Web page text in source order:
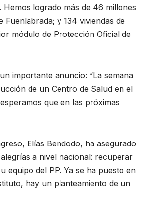
logrado más de 46 millones
y 134 viviendas de
módulo de Protección Oficial de
importante anuncio: “La semana
de un Centro de Salud en el
que en las próximas
Elías Bendodo, ha asegurado
a nivel nacional: recuperar
equipo del PP. Ya se ha puesto en
hay un planteamiento de un